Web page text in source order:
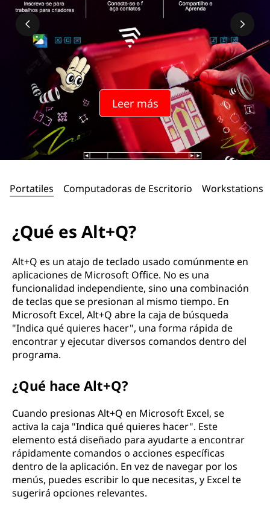
Leer más
Portatiles Computadoras de Escritorio Workstations
¿Qué es Alt+Q?
Alt+Q es un atajo de teclado usado comúnmente en
aplicaciones de Microsoft Office. No es una
funcionalidad independiente, sino una combinación
de teclas que se presionan al mismo tiempo. En
Microsoft Excel, Alt+Q abre la caja de búsqueda
"Indica qué quieres hacer", una forma rápida de
encontrar y ejecutar diversos comandos dentro del
programa.
¿Qué hace Alt+Q?
Cuando presionas Alt+Q en Microsoft Excel, se
activa la caja "Indica qué quieres hacer". Este
elemento está diseñado para ayudarte a encontrar
rápidamente comandos o acciones específicas
dentro de la aplicación. En vez de navegar por los
menús, puedes escribir lo que necesitas, y Excel te
sugerirá opciones relevantes.